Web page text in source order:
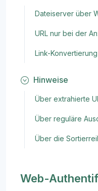
Dateiserver über
URL nur bei der
Link-
Hinweise
Über extrahierte
Über reguläre
Über die
Web-